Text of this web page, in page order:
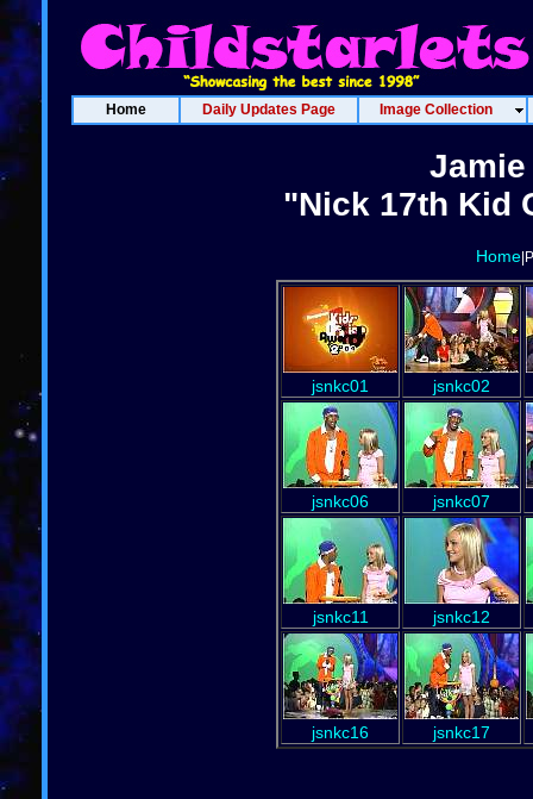
Home Daily Updates Page Image Collection
"Nick 17th Kid
Home
jsnkc01 jsnkc02
jsnkc06 jsnkc07
jsnkc11 jsnkc12
jsnkc16 jsnkc17